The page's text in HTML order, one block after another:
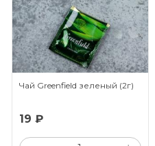
Чай Greenfield зеленый (2г)
19 ₽